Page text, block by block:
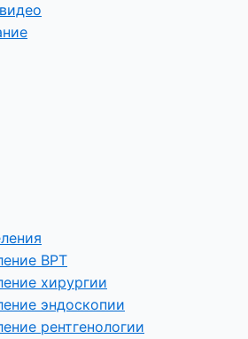
ВРТ
хирургии
эндоскопии
рентгенологии